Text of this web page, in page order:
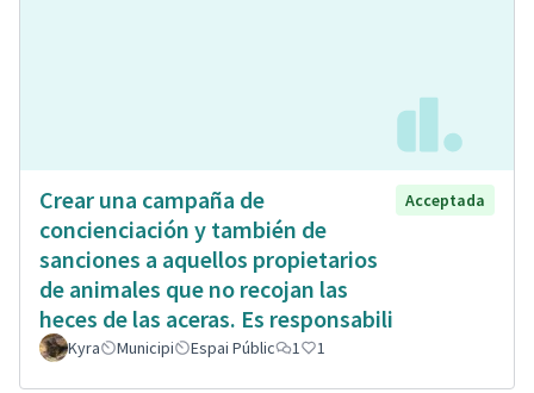
Crear una campaña de
concienciación y también de
sanciones a aquellos propietarios
de animales que no recojan las
heces de las aceras. Es responsabili
Acceptada
Kyra Municipi Espai Públic 1 1